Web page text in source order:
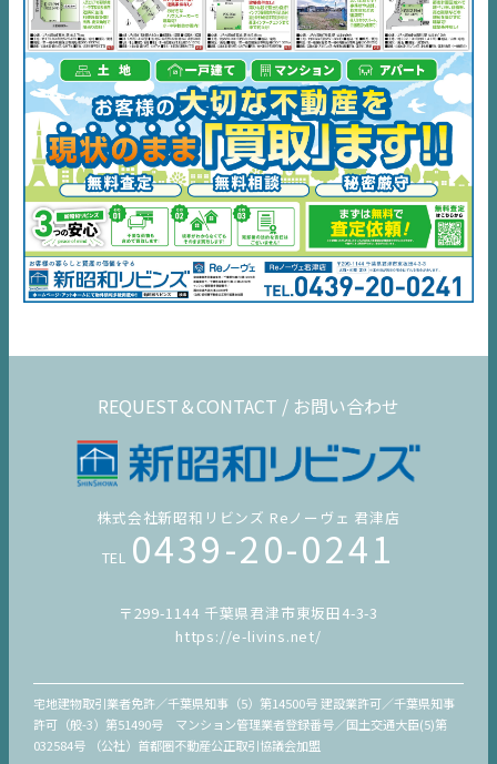
REQUEST＆CONTACT / お問い合わせ
株式会社新昭和リビンズ Reノーヴェ 君津店
TEL 0439-20-0241
〒299-1144 千葉県君津市東坂田4-3-3
https://e-livins.net/
宅地建物取引業者免許／千葉県知事（5）第14500号 建設業許可／千葉県知事
許可（般-3）第51490号 マンション管理業者登録番号／国土交通大臣(5)第
032584号 （公社）首都圏不動産公正取引協議会加盟